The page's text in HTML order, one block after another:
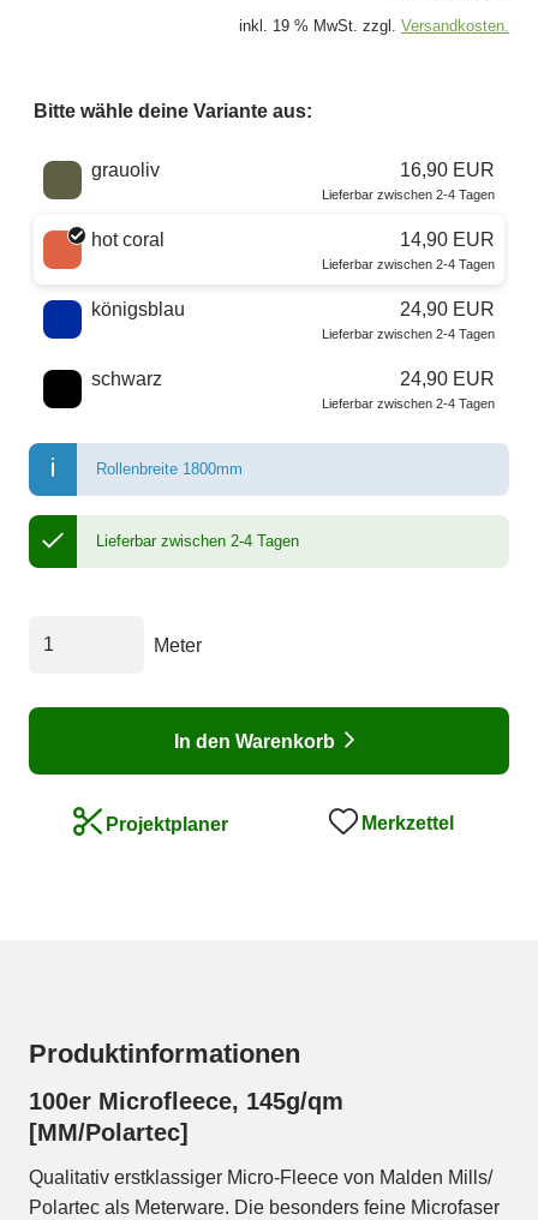
inkl. 19 % MwSt. zzgl. Versandkosten.
Bitte wähle deine Variante aus:
Wähle eine Farbe
grauoliv 16,90 EUR
Lieferbar zwischen 2-4 Tagen
hot coral 14,90 EUR
Lieferbar zwischen 2-4 Tagen
königsblau 24,90 EUR
Lieferbar zwischen 2-4 Tagen
schwarz 24,90 EUR
Lieferbar zwischen 2-4 Tagen
Rollenbreite 1800mm
Lieferbar zwischen 2-4 Tagen
Meter
In den Warenkorb
Projektplaner Merkzettel
Produktinformationen
100er Microfleece, 145g/qm
[MM/Polartec]
Qualitativ erstklassiger Micro-Fleece von Malden Mills/
Polartec als Meterware. Die besonders feine Microfaser